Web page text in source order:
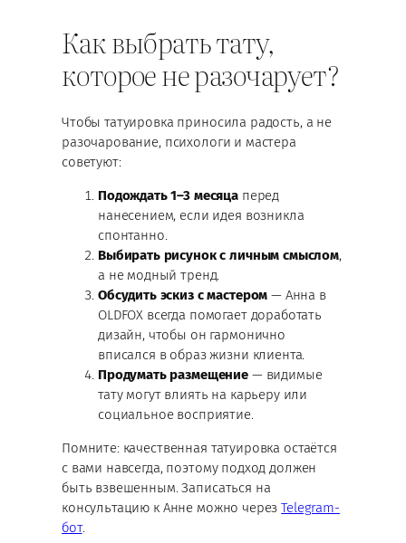
Как выбрать тату,
которое не разочарует?
Чтобы татуировка приносила радость, а не
разочарование, психологи и мастера
советуют:
Подождать 1–3 месяца перед
нанесением, если идея возникла
спонтанно.
Выбирать рисунок с личным смыслом,
а не модный тренд.
Обсудить эскиз с мастером — Анна в
OLDFOX всегда помогает доработать
дизайн, чтобы он гармонично
вписался в образ жизни клиента.
Продумать размещение — видимые
тату могут влиять на карьеру или
социальное восприятие.
Помните: качественная татуировка остаётся
с вами навсегда, поэтому подход должен
быть взвешенным. Записаться на
консультацию к Анне можно черезTelegram-
бот.